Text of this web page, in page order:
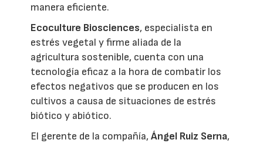
manera eficiente.
Ecoculture Biosciences, especialista en
estrés vegetal y firme aliada de la
agricultura sostenible, cuenta con una
tecnología eficaz a la hora de combatir los
efectos negativos que se producen en los
cultivos a causa de situaciones de estrés
biótico y abiótico.
El gerente de la compañía,Ángel Ruiz Serna,